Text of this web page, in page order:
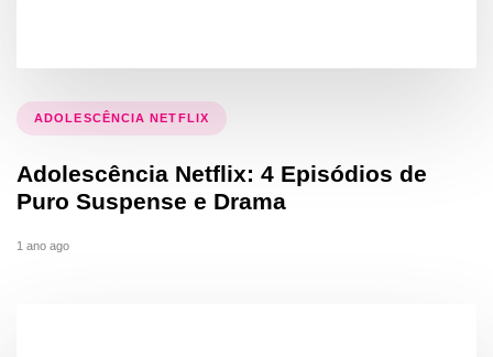
ADOLESCÊNCIA NETFLIX
Adolescência Netflix: 4 Episódios de
Puro Suspense e Drama
1 ano ago